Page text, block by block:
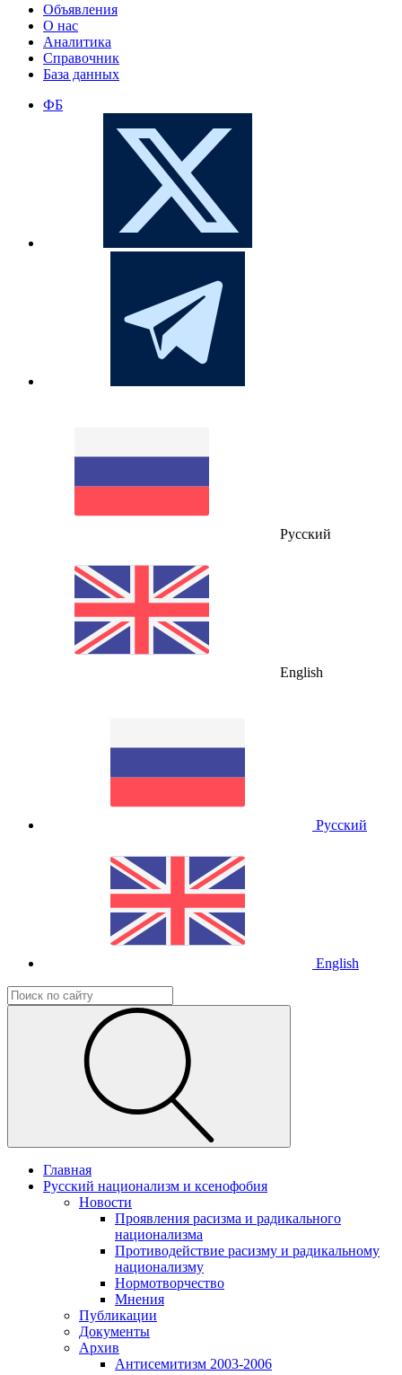
Объявления
О нас
Аналитика
Справочник
База данных
ФБ
Русский
English
Русский
English
Главная
Русский национализм и ксенофобия
Новости
Проявления расизма и радикального
национализма
Противодействие расизму и радикальному
национализму
Нормотворчество
Мнения
Публикации
Документы
Архив
Антисемитизм 2003-2006